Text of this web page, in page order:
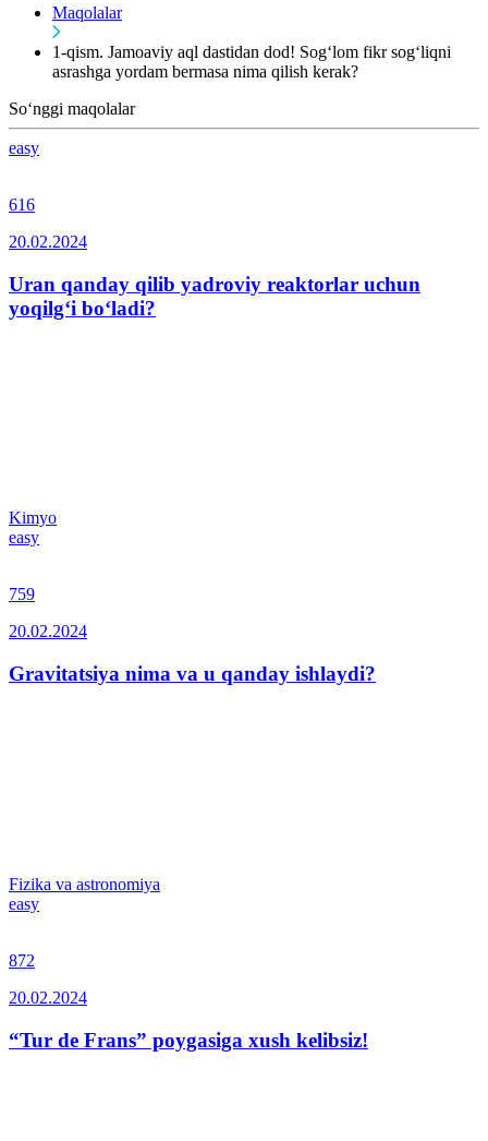
Maqolalar
1-qism. Jamoaviy aql dastidan dod! Sog‘lom fikr sog‘liqni
asrashga yordam bermasa nima qilish kerak?
So‘nggi maqolalar
easy
616
20.02.2024
Uran qanday qilib yadroviy reaktorlar uchun
yoqilg‘i bo‘ladi?
Kimyo
easy
759
20.02.2024
Gravitatsiya nima va u qanday ishlaydi?
Fizika va astronomiya
easy
872
20.02.2024
“Tur de Frans” poygasiga xush kelibsiz!